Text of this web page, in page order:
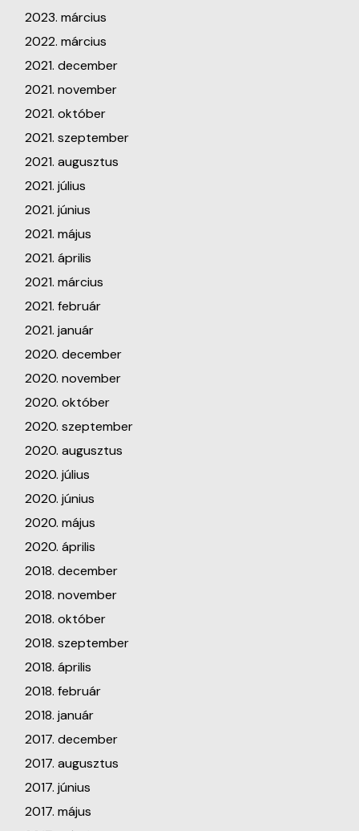
2023. március
2022. március
2021. december
2021. november
2021. október
2021. szeptember
2021. augusztus
2021. július
2021. június
2021. május
2021. április
2021. március
2021. február
2021. január
2020. december
2020. november
2020. október
2020. szeptember
2020. augusztus
2020. július
2020. június
2020. május
2020. április
2018. december
2018. november
2018. október
2018. szeptember
2018. április
2018. február
2018. január
2017. december
2017. augusztus
2017. június
2017. május